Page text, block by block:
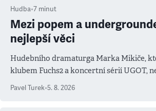
Hudba•7 minut
Mezi popem a
nejlepší věci
Hudebního dramaturga Marka Mikiče,
klubem Fuchs2 a koncertní sérií UGOT,
ale atmosféra
Pavel Turek•5. 8. 2026